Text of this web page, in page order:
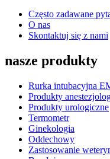
Często zadawane
O nas
Skontaktuj się z nami
nasze produkty
Rurka intubacyjna
Produkty
Produkty urologiczne
Termometr
Ginekologia
Oddechowy
Zastosowanie